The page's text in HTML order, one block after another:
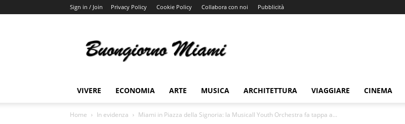
Sign in / Join Privacy Policy Cookie Policy Collabora con noi Pubblicità
Miami
VIVERE ECONOMIA ARTE MUSICA ARCHITETTURA VIAGGIARE CINEMA
Home In evidenza Miami in Piazza della Signoria: la Musicall Youth Orchestra fa tappa a...